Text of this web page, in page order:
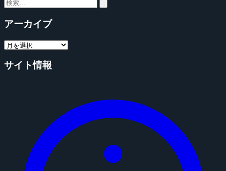
アーカイブ
サイト情報